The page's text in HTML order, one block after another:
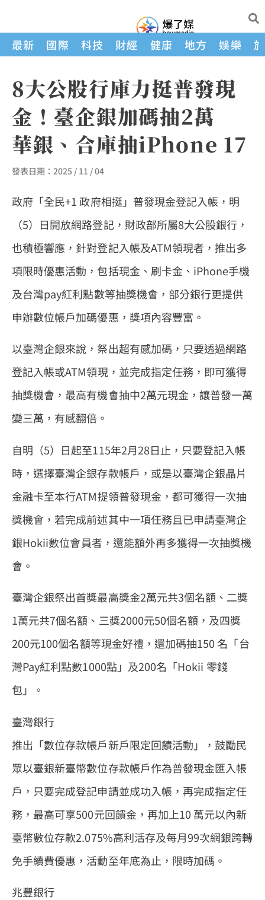
最新 國際 科技 財經 健康 地方 娛樂
8大公股行庫力挺普發現
金！臺企銀加碼抽2萬
華銀、合庫抽iPhone 17
發表日期： 2025 / 11 / 04
政府「全民+1 政府相挺」普發現金登記入帳，明
（5）日開放網路登記，財政部所屬8大公股銀行，
也積極響應，針對登記入帳及ATM領現者，推出多
項限時優惠活動，包括現金、刷卡金、iPhone手機
及台灣pay紅利點數等抽獎機會，部分銀行更提供
申辦數位帳戶加碼優惠，獎項內容豐富。
以臺灣企銀來說，祭出超有感加碼，只要透過網路
登記入帳或ATM領現，並完成指定任務，即可獲得
抽獎機會，最高有機會抽中2萬元現金，讓普發一萬
變三萬，有感翻倍。
自明（5）日起至115年2月28日止，只要登記入帳
時，選擇臺灣企銀存款帳戶，或是以臺灣企銀晶片
金融卡至本行ATM提領普發現金，都可獲得一次抽
獎機會，若完成前述其中一項任務且已申請臺灣企
銀Hokii數位會員者，還能額外再多獲得一次抽獎機
會。
臺灣企銀祭出首獎最高獎金2萬元共3個名額、二獎
1萬元共7個名額、三獎2000元50個名額，及四獎
200元100個名額等現金好禮，還加碼抽150 名「台
灣Pay紅利點數1000點」及200名「Hokii 零錢
包」。
臺灣銀行
推出「數位存款帳戶新戶限定回饋活動」，鼓勵民
眾以臺銀新臺幣數位存款帳戶作為普發現金匯入帳
戶，只要完成登記申請並成功入帳，再完成指定任
務，最高可享500元回饋金，再加上10 萬元以內新
臺幣數位存款2.075%高利活存及每月99次網銀跨轉
免手續費優惠，活動至年底為止，限時加碼。
兆豐銀行